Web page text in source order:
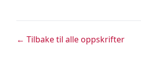
← Tilbake til alle oppskrifter